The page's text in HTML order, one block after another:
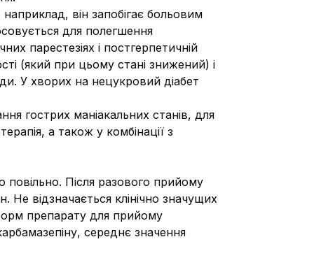
він запобігає больовим
для полегшення
парестезіях і постгерпетичній
(який при цьому стані знижений) і
У хворих на нецукровий діабет
гострих маніакальних станів, для
а також у комбінації з
Після разового прийому
Не відзначається клінічно значущих
препарату для прийому
середнє значення